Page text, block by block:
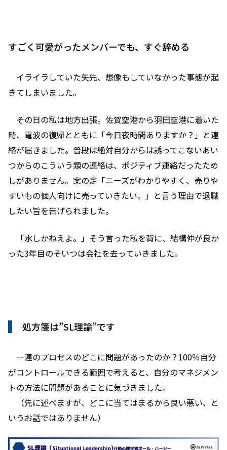
すごく可愛がったメンバーでも、すぐ辞める
イライラしていた矢先、想像もしていなかった事態が起
きてしまいました。
その日の私は地方出張。佐賀空港から羽田空港に着いた
時、電波の復帰とともに「今日夜時間ありますか？」と連
絡が届きました。普段は絶対自分からは誘ってこないあい
つからのこういう類の連絡は、ポジティブ連絡だったため
しがありません。案の定「ニーズがわかりやすく、売りや
すいもの個人向けに売っていきたい。」と言う理由で退職
したい旨を告げられました。
「水しかねえよ。」そう言った私を背に、結構仲が良か
った3年目のそいつは会社を去っていきました。
処方箋は”SL理論”です
一連のプロセスのどこに問題があったのか？100％自分
がコントロールできる範囲で考えると、自分のマネジメン
トの方法に問題があることに気づきました。
（先に述べますが、どこに当てはまるから良い悪い、と
いうお話ではありません）